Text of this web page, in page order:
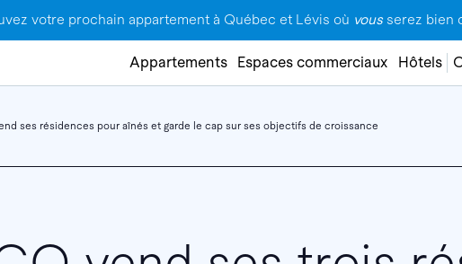
votre prochain appartement à Québec et Lévis où vous serez bien
Appartements Espaces commerciaux Hôtels
ses résidences pour aînés et garde le cap sur ses objectifs de croissance